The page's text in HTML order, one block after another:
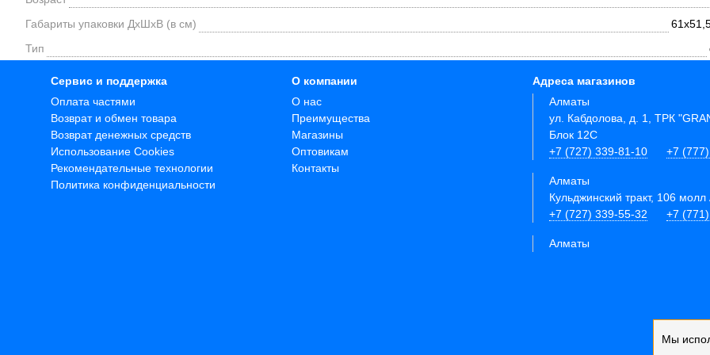
Габариты упаковки ДхШхВ (в см)
Тип
Сервис и поддержка
Оплата частями
Возврат и обмен товара
Возврат денежных средств
Использование Cookies
Рекомендательные технологии
Политика конфиденциальности
О компании
О нас
Преимущества
Магазины
Оптовикам
Контакты
Адреса магазинов
Алматы
ул. Кабдолова, д. 1, ТРК
Блок 12C
+7 (727) 339-81-10
+7
Алматы
Кульджинский тракт, 106
+7 (727) 339-55-32
+7
Алматы
Мы